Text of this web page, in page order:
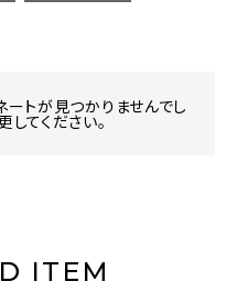
トが見つかりませんでし
てください。
ITEM